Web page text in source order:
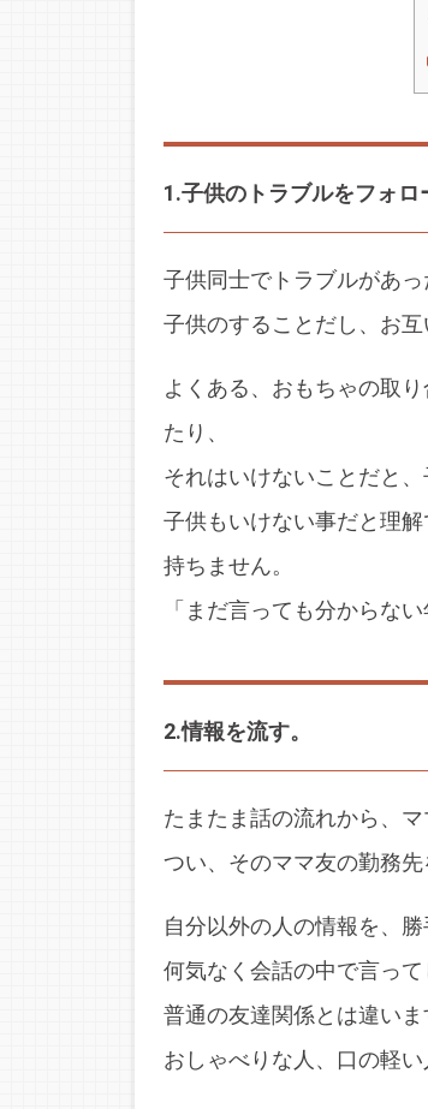
1.子供のトラブルをフォロ
子供同士でトラブルがあ
子供のすることだし、お
よくある、おもちゃの取
たり、
それはいけないことだと
子供もいけない事だと理
持ちません。
「まだ言っても分からな
2.情報を流す。
たまたま話の流れから、
つい、そのママ友の勤務先
自分以外の人の情報を、
何気なく会話の中で言って
普通の友達関係とは違いま
おしゃべりな人、口の軽い